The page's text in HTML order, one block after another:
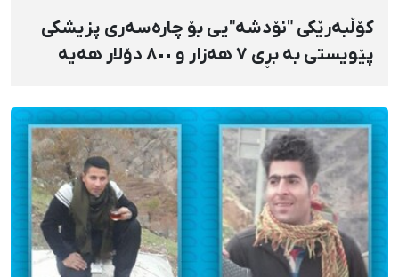
کۆڵبەرێکی "نۆدشە"یی بۆ چارەسەری پزیشکی
پێویستی بە بڕی ٧ هەزار و ٨٠٠ دۆلار هەیە